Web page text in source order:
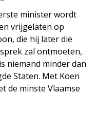
minister wordt
vrijgelaten op
die hij later die
zal ontmoeten,
niemand minder dan
Staten. Met Koen
de minste Vlaamse